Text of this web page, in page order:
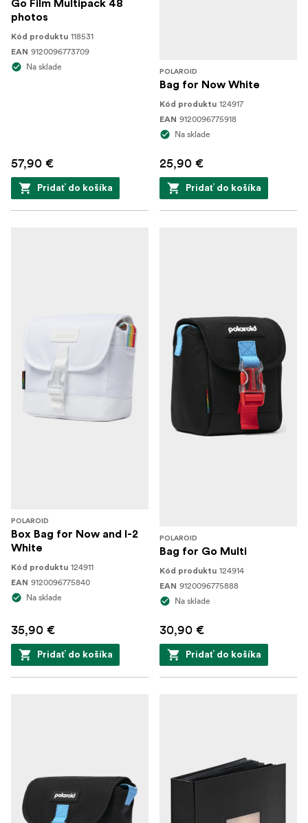
Go Film Multipack 48
photos
Kód produktu 118531
EAN 9120096773709
Na sklade
57,90 €
Pridať do košíka
POLAROID
Bag for Now White
Kód produktu 124917
EAN 9120096775918
Na sklade
25,90 €
Pridať do košíka
POLAROID
Box Bag for Now and I-2
White
Kód produktu 124911
EAN 9120096775840
Na sklade
35,90 €
Pridať do košíka
POLAROID
Bag for Go Multi
Kód produktu 124914
EAN 9120096775888
Na sklade
30,90 €
Pridať do košíka